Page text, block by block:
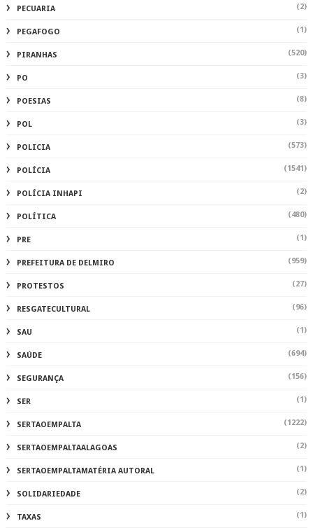
PECUARIA (2)
PEGAFOGO (1)
PIRANHAS (520)
PO (3)
POESIAS (8)
POL (3)
POLICIA (573)
POLÍCIA (1541)
POLÍCIA INHAPI (2)
POLÍTICA (480)
PRE (1)
PREFEITURA DE DELMIRO (959)
PROTESTOS (27)
RESGATECULTURAL (96)
SAU (1)
SAÚDE (694)
SEGURANÇA (156)
SER (1)
SERTAOEMPALTA (1222)
SERTAOEMPALTAALAGOAS (2)
SERTAOEMPALTAMATÉRIA AUTORAL (1)
SOLIDARIEDADE (2)
TAXAS (1)